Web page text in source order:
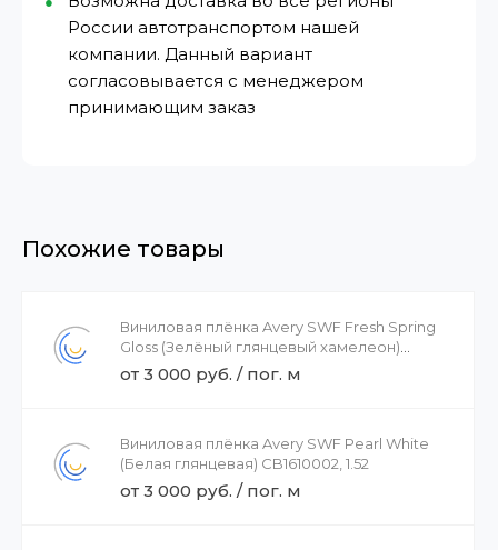
России автотранспортом нашей
компании. Данный вариант
согласовывается с менеджером
принимающим заказ
Похожие товары
Виниловая плёнка Avery SWF Fresh Spring
Gloss (Зелёный глянцевый хамелеон)
BG7460001, 1.52
от 3 000 руб. / пог. м
Виниловая плёнка Avery SWF Pearl White
(Белая глянцевая) CB1610002, 1.52
от 3 000 руб. / пог. м